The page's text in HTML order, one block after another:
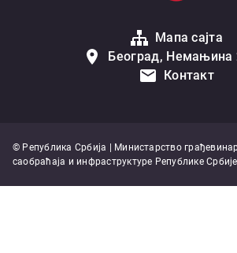
Мапа сајта
Београд, Немањина
Контакт
© Република Србија | Министарство
саобраћаја и инфраструктуре Републике Србије